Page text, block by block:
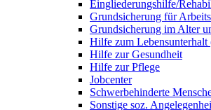
Eingliederungshilfe/
Grundsicherung für
Grundsicherung im Alter
Hilfe zum
Hilfe zur Gesundheit
Hilfe zur Pflege
Jobcenter
Schwerbehinderte
Sonstige soz.